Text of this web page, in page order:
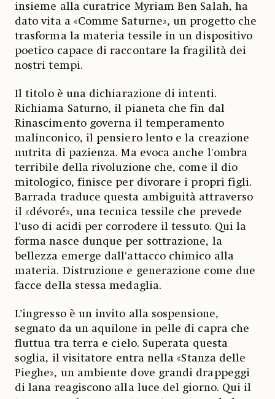
insieme alla curatrice Myriam Ben Salah, ha
dato vita a «Comme Saturne», un progetto che
trasforma la materia tessile in un dispositivo
poetico capace di raccontare la fragilità dei
nostri tempi.
Il titolo è una dichiarazione di intenti.
Richiama Saturno, il pianeta che fin dal
Rinascimento governa il temperamento
malinconico, il pensiero lento e la creazione
nutrita di pazienza. Ma evoca anche l'ombra
terribile della rivoluzione che, come il dio
mitologico, finisce per divorare i propri figli.
Barrada traduce questa ambiguità attraverso
il «dévoré», una tecnica tessile che prevede
l’uso di acidi per corrodere il tessuto. Qui la
forma nasce dunque per sottrazione, la
bellezza emerge dall'attacco chimico alla
materia. Distruzione e generazione come due
facce della stessa medaglia.
L’ingresso è un invito alla sospensione,
segnato da un aquilone in pelle di capra che
fluttua tra terra e cielo. Superata questa
soglia, il visitatore entra nella «Stanza delle
Pieghe», un ambiente dove grandi drappeggi
di lana reagiscono alla luce del giorno. Qui il